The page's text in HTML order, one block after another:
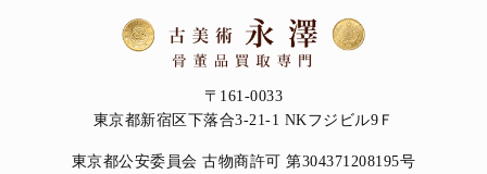
〒161-0033
東京都新宿区下落合3-21-1 NKフジビル9Ｆ
東京都公安委員会 古物商許可 第304371208195号